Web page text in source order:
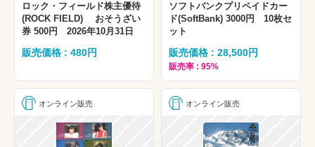
ロック・フィールド株主優待
(ROCK FIELD) おそうざい
券 500円 2026年10月31日
販売価格 : 480円
ソフトバンクプリペイドカー
ド(SoftBank) 3000円 10枚セ
ット
販売価格 : 28,500円
販売率 : 95%
オンライン販売 オンライン販売